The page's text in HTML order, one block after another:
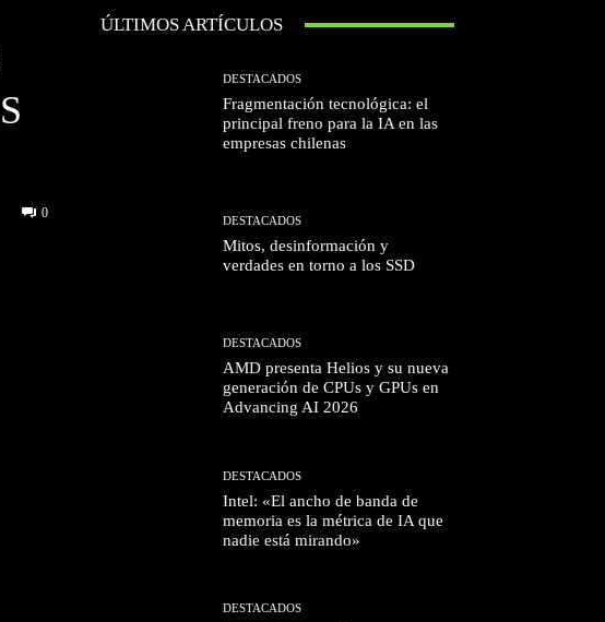
0
ÚLTIMOS ARTÍCULOS
DESTACADOS
Fragmentación tecnológica: el
principal freno para la IA en las
empresas chilenas
DESTACADOS
Mitos, desinformación y
verdades en torno a los SSD
DESTACADOS
AMD presenta Helios y su nueva
generación de CPUs y GPUs en
Advancing AI 2026
DESTACADOS
Intel: «El ancho de banda de
memoria es la métrica de IA que
nadie está mirando»
DESTACADOS